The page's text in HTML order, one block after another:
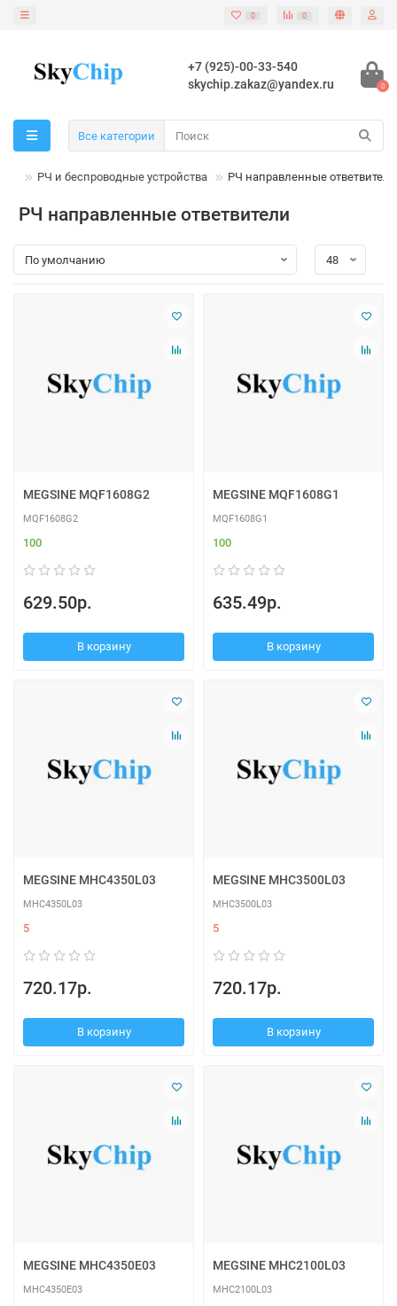
0 0
+7 (925)-00-33-540
skychip.zakaz@yandex.ru
0
Все категории
РЧ и беспроводные устройства РЧ направленные ответвители
РЧ направленные ответвители
MEGSINE MQF1608G2
MQF1608G2
100
629.50р.
В корзину
MEGSINE MQF1608G1
MQF1608G1
100
635.49р.
В корзину
MEGSINE MHC4350L03
MHC4350L03
5
720.17р.
В корзину
MEGSINE MHC3500L03
MHC3500L03
5
720.17р.
В корзину
MEGSINE MHC4350E03
MHC4350E03
MEGSINE MHC2100L03
MHC2100L03